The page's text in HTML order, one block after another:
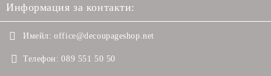
Информация за контакти:
Имейл: office@decoupageshop.net
Телефон: 089 551 50 50